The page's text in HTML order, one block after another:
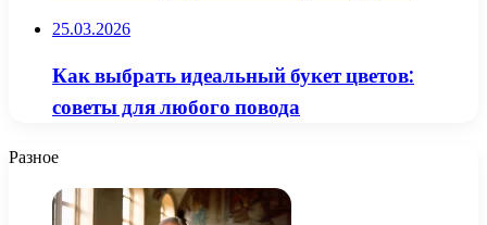
25.03.2026
Как выбрать идеальный букет цветов:
советы для любого повода
Разное